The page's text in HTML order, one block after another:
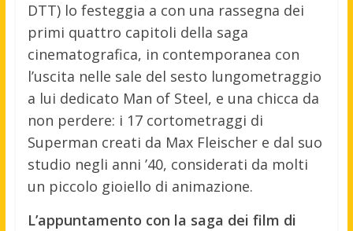
DTT) lo festeggia a con una rassegna dei
primi quattro capitoli della saga
cinematografica, in contemporanea con
l’uscita nelle sale del sesto lungometraggio
a lui dedicato Man of Steel, e una chicca da
non perdere: i 17 cortometraggi di
Superman creati da Max Fleischer e dal suo
studio negli anni ’40, considerati da molti
un piccolo gioiello di animazione.
L’appuntamento con la saga dei film di